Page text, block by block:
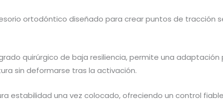
ortodóntico diseñado para crear puntos de tracción
quirúrgico de baja resiliencia, permite una
sin deformarse tras la activación.
estabilidad una vez colocado, ofreciendo un control